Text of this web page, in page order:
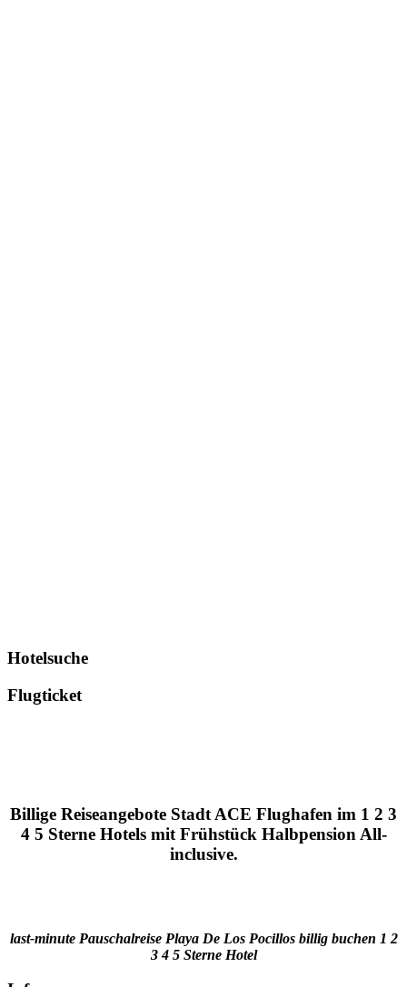
Hotelsuche
Flugticket
Billige Reiseangebote Stadt ACE Flughafen im 1 2 3
4 5 Sterne Hotels mit Frühstück Halbpension All-
inclusive.
last-minute Pauschalreise Playa De Los Pocillos billig buchen 1 2
3 4 5 Sterne Hotel